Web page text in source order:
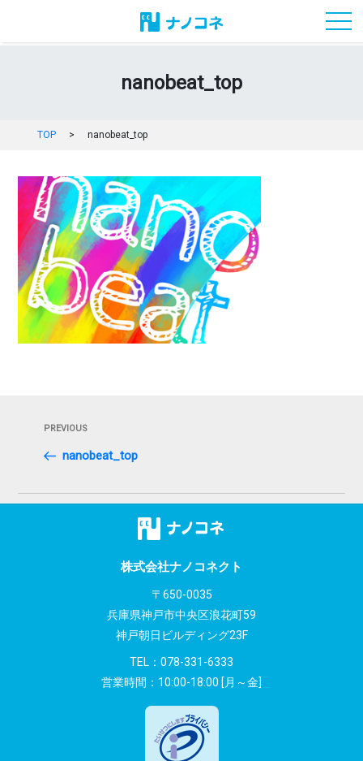
nanobeat_top
TOP > nanobeat_top
ビ
Previous
Post
PREVIOUS
nanobeat_top
株式会社ナノコネクト
〒650-0035
兵庫県神戸市中央区浪花町59
神戸朝日ビルディング23F
TEL： 078-331-6333
営業時間：10:00-18:00 [月～金]